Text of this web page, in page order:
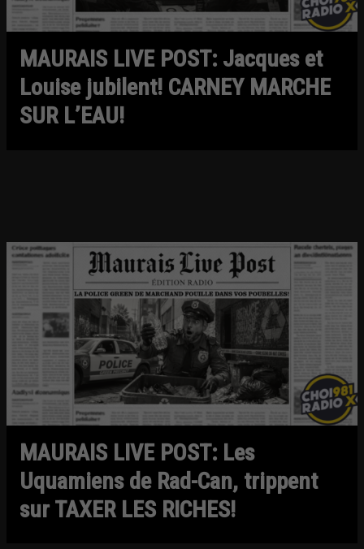
MAURAIS LIVE POST: Jacques et
Louise jubilent! CARNEY MARCHE
SUR L’EAU!
MAURAIS LIVE POST: Les
Uquamiens de Rad-Can, trippent
sur TAXER LES RICHES!